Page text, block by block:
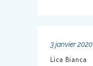
3 janvier 2020
Lica Bianca